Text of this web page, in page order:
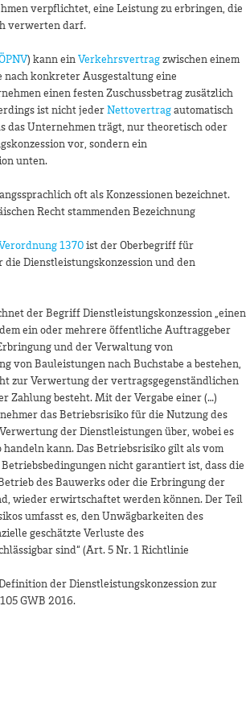
verpflichtet, eine Leistung zu erbringen, die
verwerten darf.
) kann ein Verkehrsvertragzwischen einem
konkreter Ausgestaltung eine
einen festen Zuschussbetrag zusätzlich
ist nicht jeder Nettovertragautomatisch
das Unternehmen trägt, nur theoretisch oder
vor, sondern ein
unten.
oft als Konzessionen bezeichnet.
Recht stammenden Bezeichnung
Verordnung 1370ist der Oberbegriff für
Dienstleistungskonzession und den
der Begriff Dienstleistungskonzession „einen
ein oder mehrere öffentliche Auftraggeber
und der Verwaltung von
von Bauleistungen nach Buchstabe a bestehen,
zur Verwertung der vertragsgegenständlichen
Zahlung besteht. Mit der Vergabe einer (…)
das Betriebsrisiko für die Nutzung des
der Dienstleistungen über, wobei es
kann. Das Betriebsrisiko gilt als vom
nicht garantiert ist, dass die
des Bauwerks oder die Erbringung der
wieder erwirtschaftet werden können. Der Teil
umfasst es, den Unwägbarkeiten des
geschätzte Verluste des
sind“ (Art. 5 Nr. 1 Richtlinie
der Dienstleistungskonzession zur
GWB 2016.